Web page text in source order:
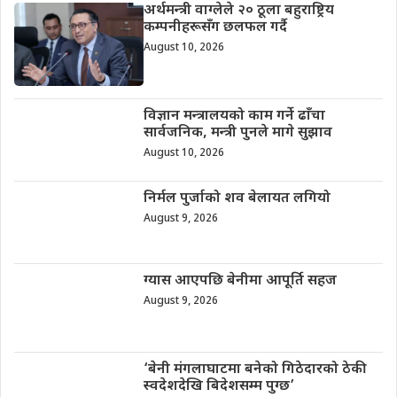
अर्थमन्त्री वाग्लेले २० ठूला बहुराष्ट्रिय
कम्पनीहरूसँग छलफल गर्दै
August 10, 2026
विज्ञान मन्त्रालयको काम गर्ने ढाँचा
सार्वजनिक, मन्त्री पुनले मागे सुझाव
August 10, 2026
निर्मल पुर्जाको शव बेलायत लगियो
August 9, 2026
ग्यास आएपछि बेनीमा आपूर्ति सहज
August 9, 2026
‘बेनी मंगलाघाटमा बनेको गिठेदारको ठेकी
स्वदेशदेखि बिदेशसम्म पुग्छ’